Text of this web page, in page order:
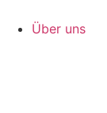
Inhalt Über uns